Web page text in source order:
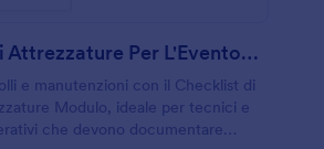
Checklist Di Attrezzature Per L'Evento Form
e manutenzioni con il Checklist di
Modulo, ideale per tecnici e
che devono documentare